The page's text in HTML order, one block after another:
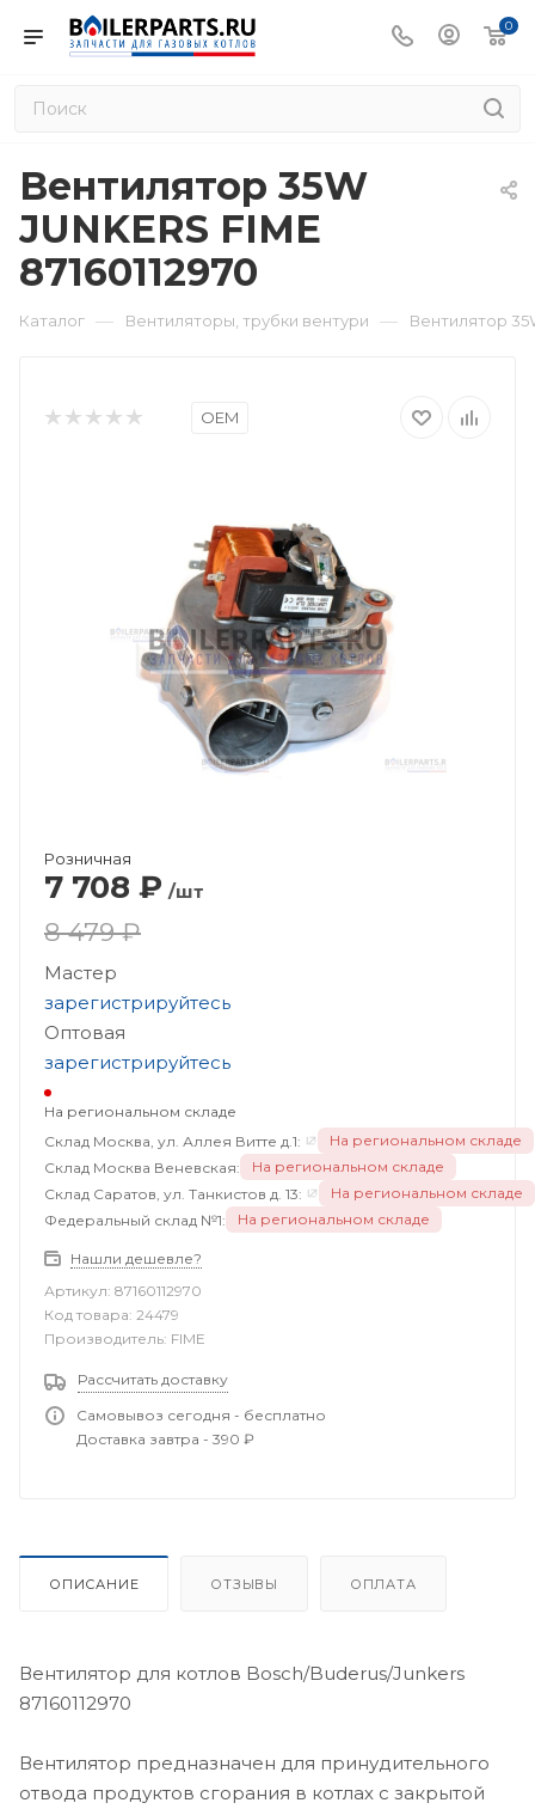
0
Вентилятор 35W
JUNKERS FIME
87160112970
Каталог — Вентиляторы, трубки вентури — Вентилятор
OEM
Розничная
7 708 ₽ /шт
8 479 ₽
Мастер
зарегистрируйтесь
Оптовая
зарегистрируйтесь
На региональном складе
Склад Москва, ул. Аллея Витте д.1:
На региональном складе
Склад Москва Веневская:
На региональном складе
Склад Саратов, ул. Танкистов д. 13:
На региональном складе
Федеральный склад №1:
На региональном складе
Нашли дешевле?
Артикул: 87160112970
Код товара: 24479
Производитель: FIME
Рассчитать доставку
Самовывоз сегодня - бесплатно
Доставка завтра - 390 ₽
ОПИСАНИЕ ОТЗЫВЫ ОПЛАТА
Вентилятор для котлов Bosch/Buderus/Junkers
87160112970
Вентилятор предназначен для принудительного
отвода продуктов сгорания в котлах с закрытой